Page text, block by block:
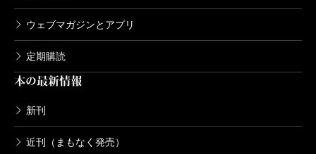
ウェブマガジンとアプリ
定期購読
本の最新情報
新刊
近刊（まもなく発売）